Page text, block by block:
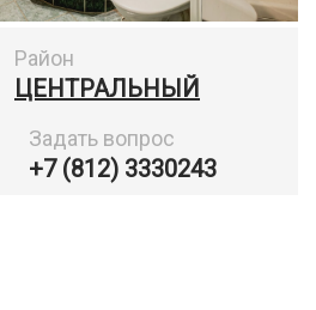
Район
ЦЕНТРАЛЬНЫЙ
Задать вопрос
+7 (812) 3330243